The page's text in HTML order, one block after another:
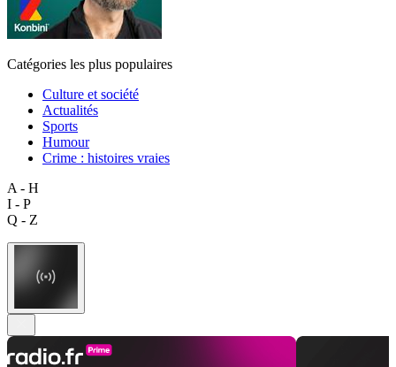
Catégories les plus populaires
Culture et société
Actualités
Sports
Humour
Crime : histoires vraies
A - H
I - P
Q - Z